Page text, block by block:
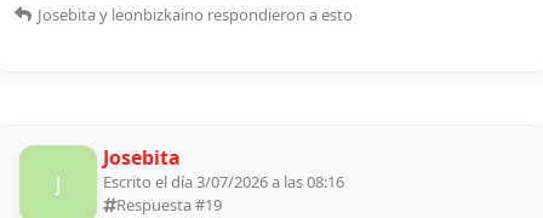
Josebitay leonbizkaino respondieron a esto
J
Josebita
Escrito el día 3/07/2026 a las 08:16
Respuesta #19